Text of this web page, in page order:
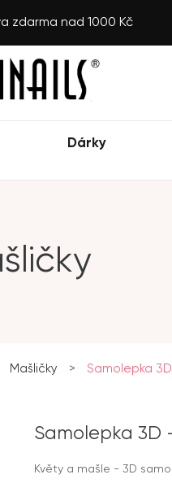
zdarma nad 1000 Kč
Dárky
Mašličky > Samolepka
Samolepka 3D
Květy a mašle - 3D